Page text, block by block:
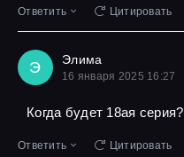
Ответить Цитировать
Э Элима
16 января 2025 16:27
Когда будет 18ая серия?
Ответить Цитировать